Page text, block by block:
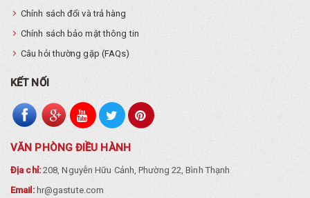
Chính sách đổi và trả hàng
Chính sách bảo mật thông tin
Câu hỏi thường gặp (FAQs)
KẾT NỐI
VĂN PHÒNG ĐIỀU HÀNH
Địa chỉ:208, Nguyễn Hữu Cảnh, Phường 22, Bình Thạnh
Email: hr@gastute.com